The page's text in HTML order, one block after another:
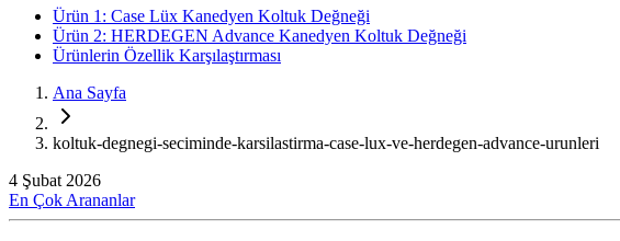
Ürün 1: Case Lüx Kanedyen Koltuk Değneği
Ürün 2: HERDEGEN Advance Kanedyen Koltuk Değneği
Ürünlerin Özellik Karşılaştırması
Ana Sayfa
koltuk-degnegi-seciminde-karsilastirma-case-lux-ve-herdegen-advance-urunleri
4 Şubat 2026
En Çok Arananlar